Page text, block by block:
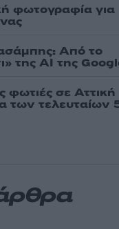
φωτογραφία για
Από το
της AI της
φωτιές σε Αττική
των τελευταίων